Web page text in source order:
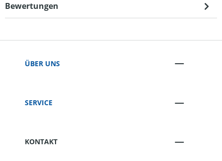
Bewertungen
ÜBER UNS
SERVICE
KONTAKT